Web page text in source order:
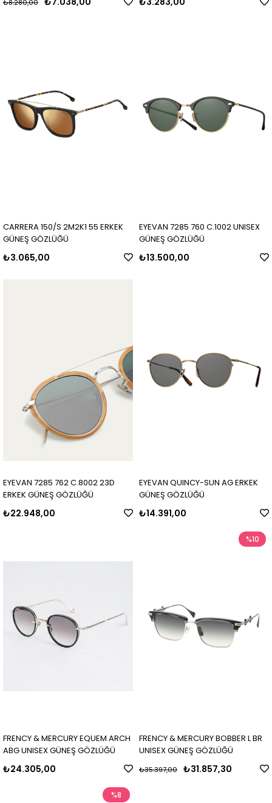
₺8.280,00
CARRERA 150/S 2M2K1 55 ERKEK
GÜNEŞ GÖZLÜĞÜ
₺3.065,00
EYEVAN 7285 760 C.1002 UNISEX
GÜNEŞ GÖZLÜĞÜ
₺13.500,00
EYEVAN 7285 762 C.8002 23D
ERKEK GÜNEŞ GÖZLÜĞÜ
₺22.948,00
EYEVAN QUINCY-SUN AG ERKEK
GÜNEŞ GÖZLÜĞÜ
₺14.391,00
FRENCY & MERCURY EQUEM ARCH
ABG UNISEX GÜNEŞ GÖZLÜĞÜ
₺24.305,00
FRENCY & MERCURY BOBBER L BR
UNISEX GÜNEŞ GÖZLÜĞÜ
₺31.857,30
₺35.397,00
%10
%8